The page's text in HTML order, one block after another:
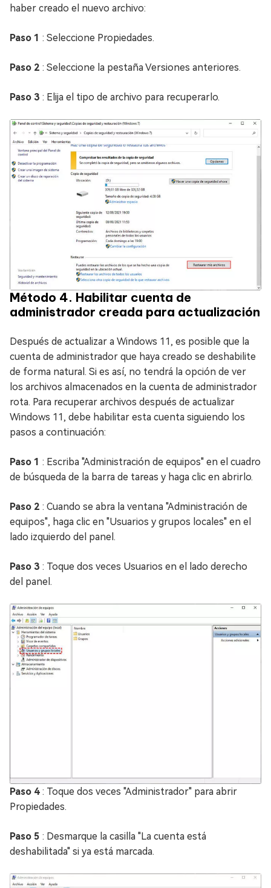
haber creado el nuevo archivo:
Paso 1 : Seleccione Propiedades.
Paso 2 : Seleccione la pestaña Versiones anteriores.
Paso 3 : Elija el tipo de archivo para recuperarlo.
Método 4. Habilitar cuenta de
administrador creada para actualización
Después de actualizar a Windows 11, es posible que la
cuenta de administrador que haya creado se deshabilite
de forma natural. Si es así, no tendrá la opción de ver
los archivos almacenados en la cuenta de administrador
rota. Para recuperar archivos después de actualizar
Windows 11, debe habilitar esta cuenta siguiendo los
pasos a continuación:
Paso 1 : Escriba "Administración de equipos" en el cuadro
de búsqueda de la barra de tareas y haga clic en abrirlo.
Paso 2 : Cuando se abra la ventana "Administración de
equipos", haga clic en "Usuarios y grupos locales" en el
lado izquierdo del panel.
Paso 3 : Toque dos veces Usuarios en el lado derecho
del panel.
Paso 4 : Toque dos veces "Administrador" para abrir
Propiedades.
Paso 5 : Desmarque la casilla "La cuenta está
deshabilitada" si ya está marcada.